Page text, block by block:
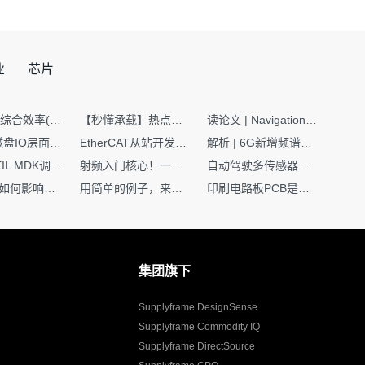
芯片
集团旗下
Supplyframe DesignSense
Supplyframe Commodity IQ
Supplyframe DirectSource